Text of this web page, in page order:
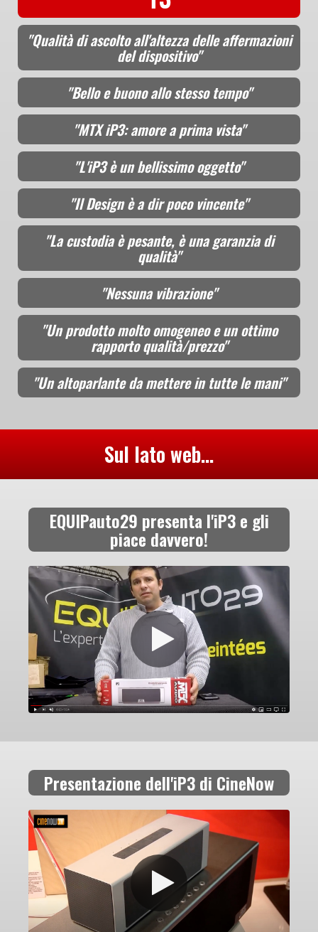
"Qualità di ascolto all'altezza delle affermazioni
del dispositivo"
"Bello e buono allo stesso tempo"
"MTX iP3: amore a prima vista"
"L'iP3 è un bellissimo oggetto"
"Il Design è a dir poco vincente"
"La custodia è pesante, è una garanzia di
qualità"
"Nessuna vibrazione"
"Un prodotto molto omogeneo e un ottimo
rapporto qualità/prezzo"
"Un altoparlante da mettere in tutte le mani"
Sul lato web...
EQUIPauto29 presenta l'iP3 e gli
piace davvero!
Presentazione dell'iP3 di CineNow